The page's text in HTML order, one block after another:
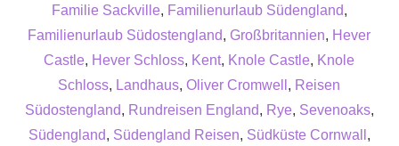
Familie Sackville, Familienurlaub Südengland,
Familienurlaub Südostengland, Großbritannien, Hever
Castle, Hever Schloss, Kent, Knole Castle, Knole
Schloss, Landhaus,Oliver Cromwell , Reisen
Südostengland, Rundreisen England, Rye, Sevenoaks,
Südengland, Südengland Reisen, Südküste Cornwall ,